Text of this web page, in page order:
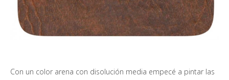
Con un color arena con disolución media empecé a pintar las